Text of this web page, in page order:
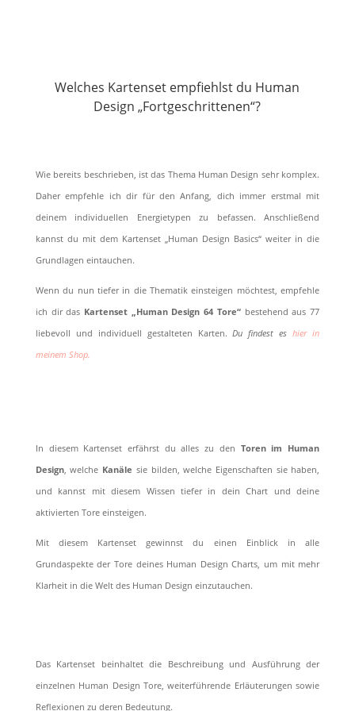
Welches Kartenset empfiehlst du Human
Design „Fortgeschrittenen“?
Wie bereits beschrieben, ist das Thema Human Design sehr komplex.
Daher empfehle ich dir für den Anfang, dich immer erstmal mit
deinem individuellen Energietypen zu befassen. Anschließend
kannst du mit dem Kartenset „Human Design Basics“ weiter in die
Grundlagen eintauchen.
Wenn du nun tiefer in die Thematik einsteigen möchtest, empfehle
ich dir das Kartenset „Human Design 64 Tore“bestehend aus 77
liebevoll und individuell gestalteten Karten.Du findest eshier in
meinem Shop.
In diesem Kartenset erfährst du alles zu den Toren im Human
Design, welche Kanäle sie bilden, welche Eigenschaften sie haben,
und kannst mit diesem Wissen tiefer in dein Chart und deine
aktivierten Tore einsteigen.
Mit diesem Kartenset gewinnst du einen Einblick in alle
Grundaspekte der Tore deines Human Design Charts, um mit mehr
Klarheit in die Welt des Human Design einzutauchen.
Das Kartenset beinhaltet die Beschreibung und Ausführung der
einzelnen Human Design Tore, weiterführende Erläuterungen sowie
Reflexionen zu deren Bedeutung.